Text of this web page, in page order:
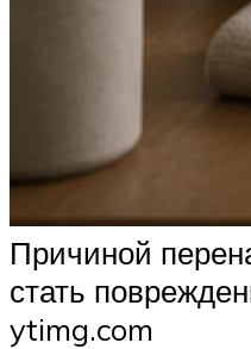
Причиной
стать
ytimg.com